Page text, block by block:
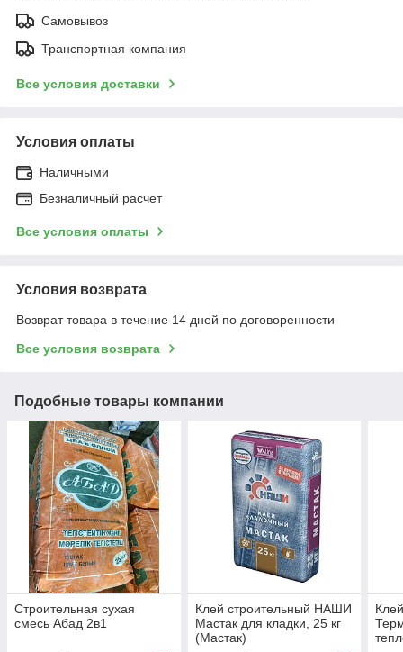
Самовывоз
Транспортная компания
Все условия доставки
Условия оплаты
Наличными
Безналичный расчет
Все условия оплаты
Условия возврата
Возврат товара в течение 14 дней по договоренности
Все условия возврата
Подобные товары компании
Строительная сухая
смесь Абад 2в1
Клей строительный НАШИ
Мастак для кладки, 25 кг
(Мастак)